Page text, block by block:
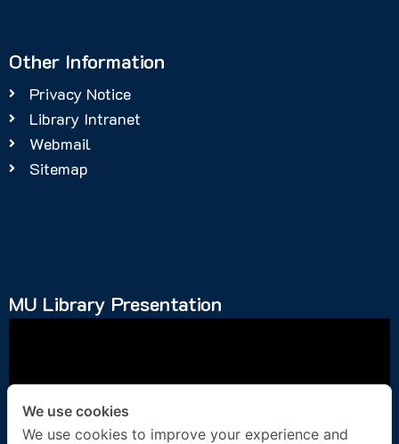
Other Information
Privacy Notice
Library Intranet
Webmail
Sitemap
MU Library Presentation
We use cookies
We use cookies to improve your experience and